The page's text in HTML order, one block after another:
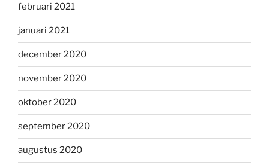
februari 2021
januari 2021
december 2020
november 2020
oktober 2020
september 2020
augustus 2020